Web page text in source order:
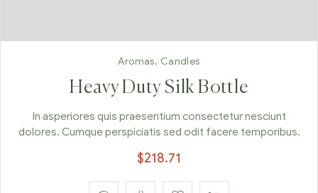
Aromas, Candles
Heavy Duty Silk Bottle
In asperiores quis praesentium consectetur nesciunt
dolores. Cumque perspiciatis sed odit facere temporibus.
$218.71